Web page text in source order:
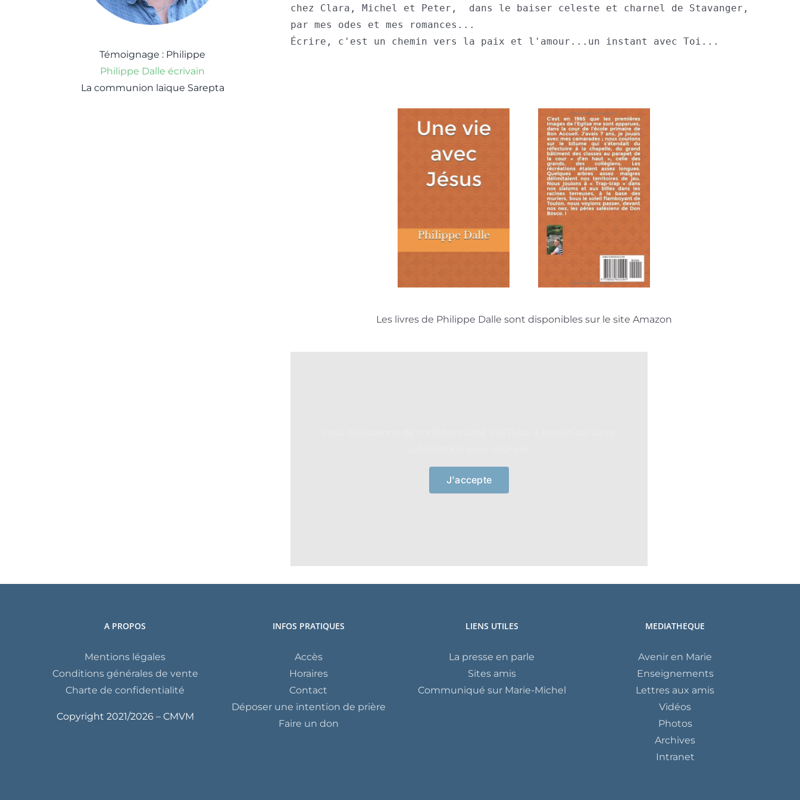
Témoignage : Philippe
Philippe Dalle écrivain
La communion laïque Sarepta
chez Clara, Michel et Peter,  dans le baiser celeste et charnel de Stavanger,
par mes odes et mes romances...
Écrire, c'est un chemin vers la paix et l'amour...un instant avec Toi...
Les livres de Philippe Dalle sont disponibles sur le site Amazon
J'accepte
A PROPOS
Mentions légales
Conditions générales de vente
Charte de confidentialité
Copyright 2021/2026 – CMVM
INFOS PRATIQUES
Accès
Horaires
Contact
Déposer une intention de prière
Faire un don
LIENS UTILES
La presse en parle
Sites amis
Communiqué sur Marie-Michel
MEDIATHEQUE
Avenir en Marie
Enseignements
Lettres aux amis
Vidéos
Photos
Archives
Intranet